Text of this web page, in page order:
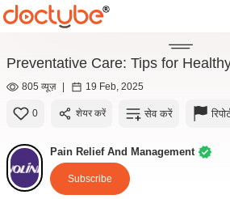
Preventative Care: Tips for
805 व्यूज़ | 19 Feb, 2025
0 शेयर करें सेव करें
Pain Relief And Management
Subscribe